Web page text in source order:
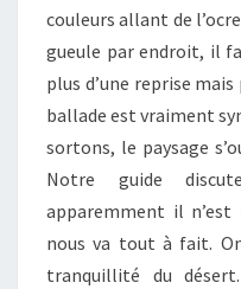
couleurs allant de
gueule par endroit, il
plus d’une reprise
ballade est vraiment
sortons, le paysage
Notre guide
apparemment il
nous va tout à fait.
tranquillité du